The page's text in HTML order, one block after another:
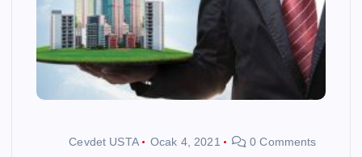
Cevdet USTA Ocak 4, 2021 0 Comments